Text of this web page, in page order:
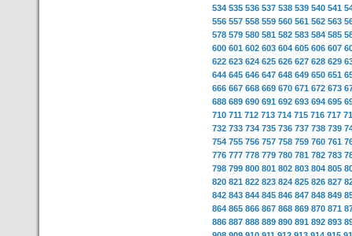
534 535 536 537 538 539 540 541
556 557 558 559 560 561 562 563
578 579 580 581 582 583 584 585
600 601 602 603 604 605 606 607
622 623 624 625 626 627 628 629
644 645 646 647 648 649 650 651
666 667 668 669 670 671 672 673
688 689 690 691 692 693 694 695
710 711 712 713 714 715 716 717
732 733 734 735 736 737 738 739
754 755 756 757 758 759 760 761
776 777 778 779 780 781 782 783
798 799 800 801 802 803 804 805
820 821 822 823 824 825 826 827
842 843 844 845 846 847 848 849
864 865 866 867 868 869 870 871
886 887 888 889 890 891 892 893